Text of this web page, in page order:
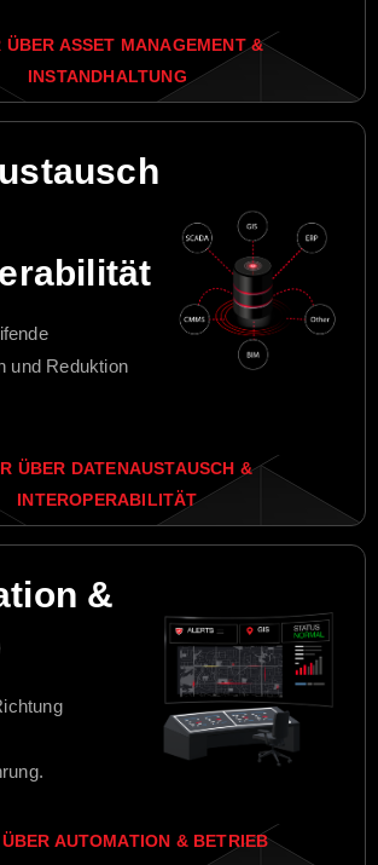
ÜBER ASSET MANAGEMENT &
INSTANDHALTUNG
und Reduktion
ÜBER DATENAUSTAUSCH &
INTEROPERABILITÄT
&
ÜBER AUTOMATION & BETRIEB